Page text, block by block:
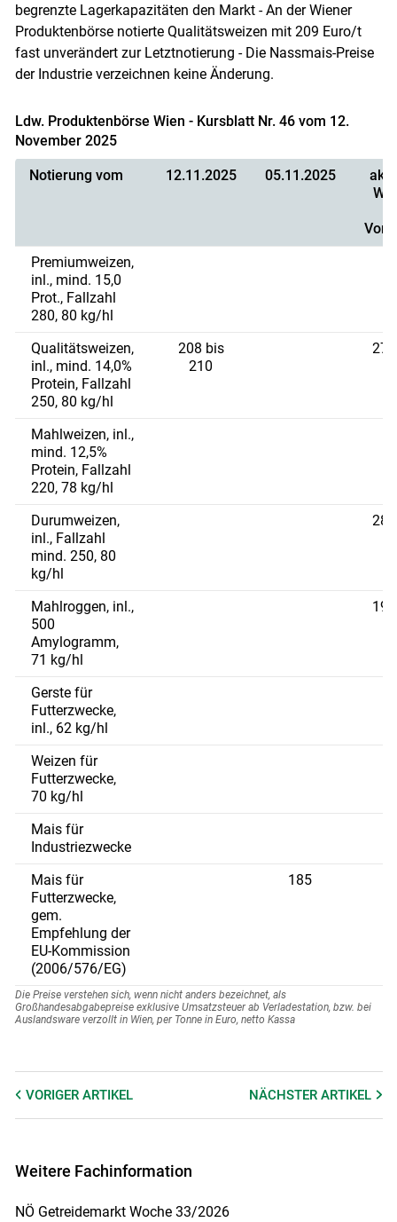
begrenzte Lagerkapazitäten den Markt - An der Wiener
Produktenbörse notierte Qualitätsweizen mit 209 Euro/t
fast unverändert zur Letztnotierung - Die Nassmais-Preise
der Industrie verzeichnen keine Änderung.
Ldw. Produktenbörse Wien - Kursblatt Nr. 46 vom 12.
November 2025
Notierung vom 12.11.2025 05.11.2025
Premiumweizen,
inl., mind. 15,0
Prot., Fallzahl
280, 80 kg/hl
Qualitätsweizen,
inl., mind. 14,0%
Protein, Fallzahl
250, 80 kg/hl
208 bis
210
Mahlweizen, inl.,
mind. 12,5%
Protein, Fallzahl
220, 78 kg/hl
Durumweizen,
inl., Fallzahl
mind. 250, 80
kg/hl
Mahlroggen, inl.,
500
Amylogramm,
71 kg/hl
Gerste für
Futterzwecke,
inl., 62 kg/hl
Weizen für
Futterzwecke,
70 kg/hl
Mais für
Industriezwecke
Mais für
Futterzwecke,
gem.
Empfehlung der
EU-Kommission
(2006/576/EG)
185
Die Preise verstehen sich, wenn nicht anders bezeichnet, als
Großhandesabgabepreise exklusive Umsatzsteuer ab Verladestation, bzw. bei
Auslandsware verzollt in Wien, per Tonne in Euro, netto Kassa
VORIGER ARTIKEL NÄCHSTERARTIKEL
Weitere Fachinformation
NÖ Getreidemarkt Woche 33/2026